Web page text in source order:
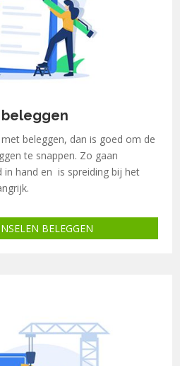
beleggen, dan is goed om de
te snappen. Zo gaan
in hand en is spreiding bij het
BELEGGEN